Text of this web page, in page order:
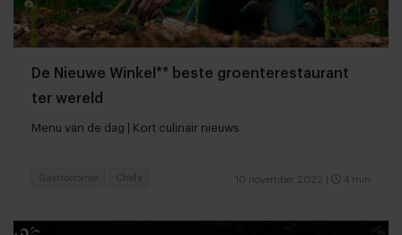
De Nieuwe Winkel** beste groenterestaurant
ter wereld
Menu van de dag | Kort culinair nieuws
10 november 2022 4 min
Gastronomie Chefs